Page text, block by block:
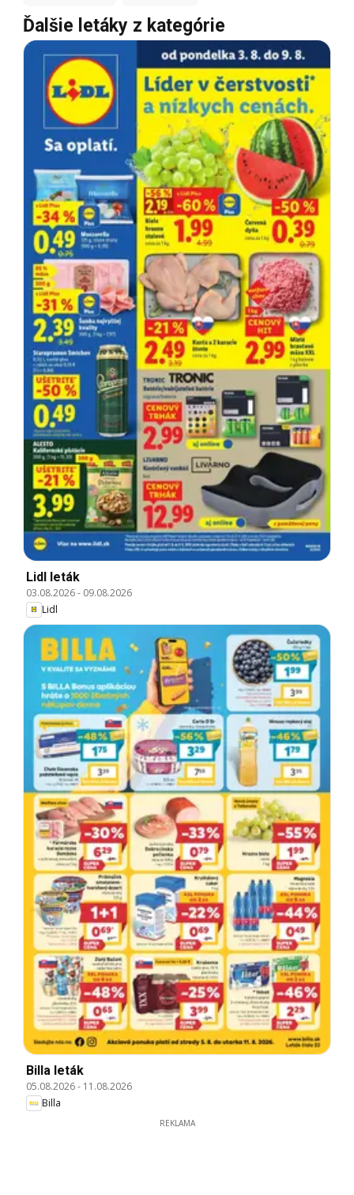
Ďalšie letáky z kategórie
Lidl leták
03.08.2026- 09.08.2026
Lidl
Billa leták
05.08.2026- 11.08.2026
Billa
REKLAMA